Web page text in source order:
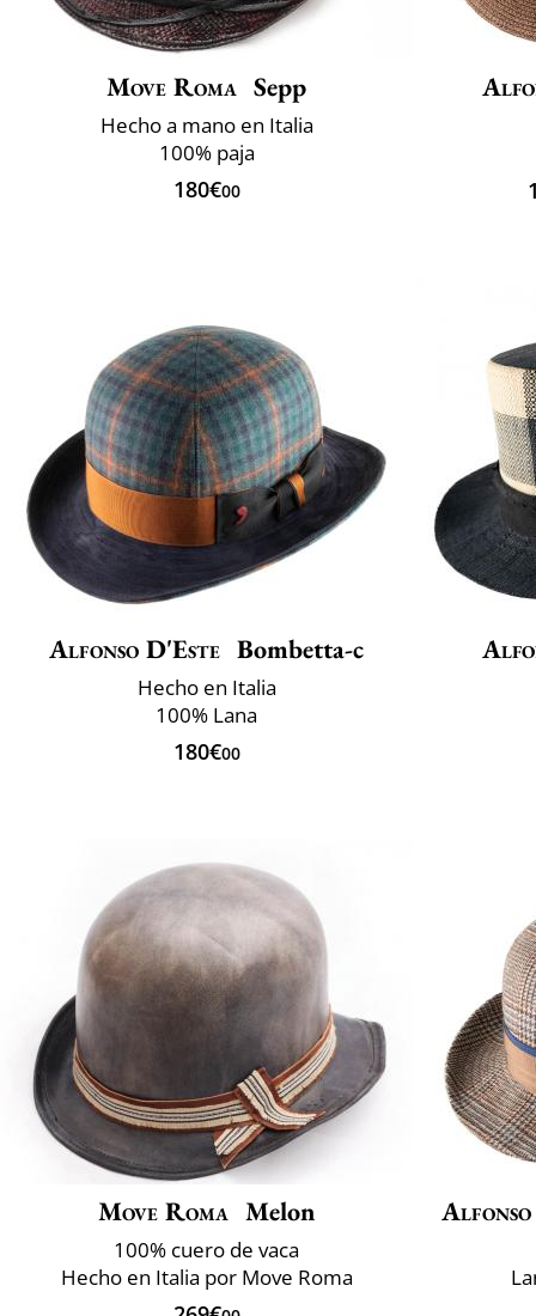
Move Roma Sepp
Hecho a mano en Italia
100% paja
180€00
Alfonso D'Este Bombetta-c
Hecho en Italia
100% Lana
180€00
Move Roma Melon
100% cuero de vaca
Hecho en Italia por Move Roma